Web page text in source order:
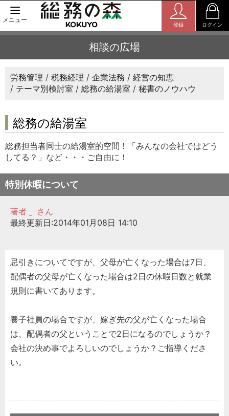
メニュー
登録 ログイン
相談の広場
労務管理 税務経理 企業法務
経営の知恵
テーマ別検討室
総務の給湯室 秘書のノウハウ
総務の給湯室
総務担当者同士の給湯室的空間！「みんなの会社ではどう
してる？」など・・・ご自由に！
特別休暇について
著者
さん
最終更新日:2014年01月08日 14:10
忌引きについてですが、父母が亡くなった場合は7日、
配偶者の父母が亡くなった場合は2日の休暇日数と就業
規則に書いてあります。
養子社員の場合ですが、嫁ぎ先の父が亡くなった場合
は、配偶者の父ということで2日になるのでしょうか？
会社の決め事でよろしいのでしょうか？ご指導くださ
い。